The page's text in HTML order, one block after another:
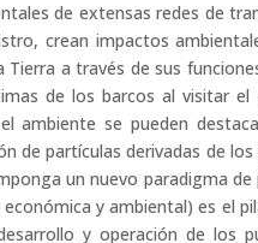
de extensas redes de
crean impactos
Tierra a través de sus
de los barcos al visitar
ambiente se pueden
de partículas derivadas de
un nuevo paradigma
y ambiental) es el
y operación de los